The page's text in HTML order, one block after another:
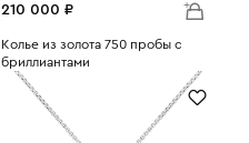
210 000 ₽
Размеры:
45
Колье из золота 750 пробы с
бриллиантами
Вес: